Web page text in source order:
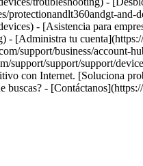
protectionandlt360andgt-
- [Asistencia para
[Administra tu
support/business/account-
support/support/support/
con Internet. [Soluciona
-